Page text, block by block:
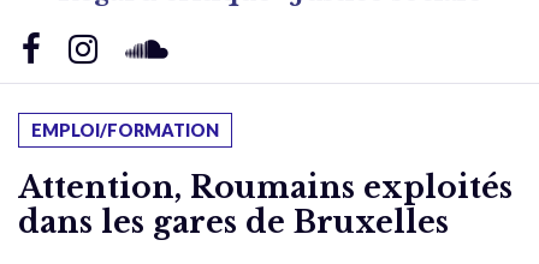
EMPLOI/FORMATION
Attention, Roumains exploités
dans les gares de Bruxelles